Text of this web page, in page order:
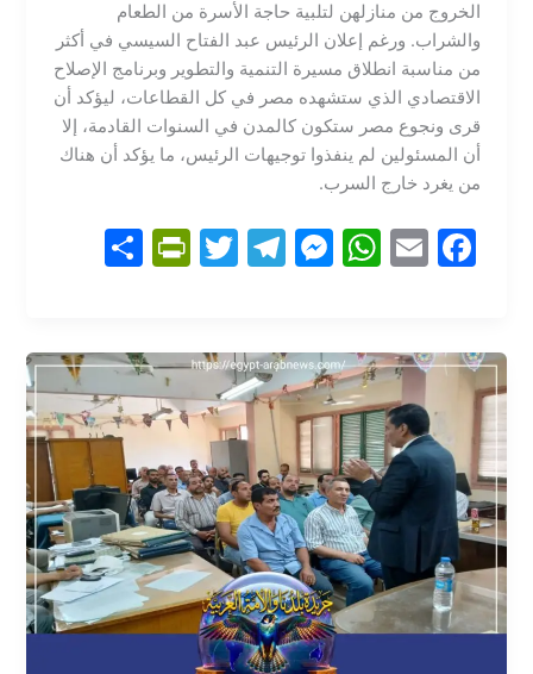
الخروج من منازلهن لتلبية حاجة الأسرة من الطعام
والشراب. ورغم إعلان الرئيس عبد الفتاح السيسي في أكثر
من مناسبة انطلاق مسيرة التنمية والتطوير وبرنامج الإصلاح
الاقتصادي الذي ستشهده مصر في كل القطاعات، ليؤكد أن
قرى ونجوع مصر ستكون كالمدن في السنوات القادمة، إلا
أن المسئولين لم ينفذوا توجيهات الرئيس، ما يؤكد أن هناك
من يغرد خارج السرب.
F
e
b
o
o
E
l
W
s
A
p
p
M
s
e
n
g
er
T
gr
a
m
T
er
Pr
ri
e
n
dl
y
e